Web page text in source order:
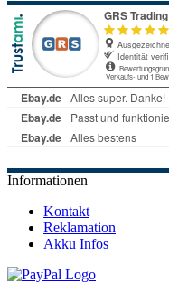
Informationen
Kontakt
Reklamation
Akku Infos